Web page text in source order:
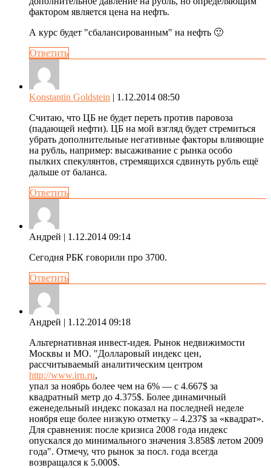
фактором является цена на нефть.
А курс будет "сбалансированным" на нефть 🙂
Ответить
Konstantin Goldstein | 1.12.2014 08:50
Считаю, что ЦБ не будет переть против паровоза
(падающей нефти). ЦБ на мой взгляд будет стремиться
убрать дополнительные негативные факторы влияющие
на рубль, например: высаживание с рынка особо
пылких спекулянтов, стремящихся сдвинуть рубль ещё
дальше от баланса.
Ответить
Андрей | 1.12.2014 09:14
Сегодня РБК говорили про 3700.
Ответить
Андрей | 1.12.2014 09:18
Альтернативная инвест-идея. Рынок недвижимости
Москвы и МО. "Долларовый индекс цен,
рассчитываемый аналитическим центром
http://www.irn.ru,
упал за ноябрь более чем на 6% — с 4.667$ за
квадратный метр до 4.375$. Более динамичный
еженедельный индекс показал на последней неделе
ноября еще более низкую отметку – 4.237$ за «квадрат».
Для сравнения: после кризиса 2008 года индекс
опускался до минимального значения 3.858$ летом 2009
года". Отмечу, что рынок за посл. года всегда
возвращался к 5.000$.